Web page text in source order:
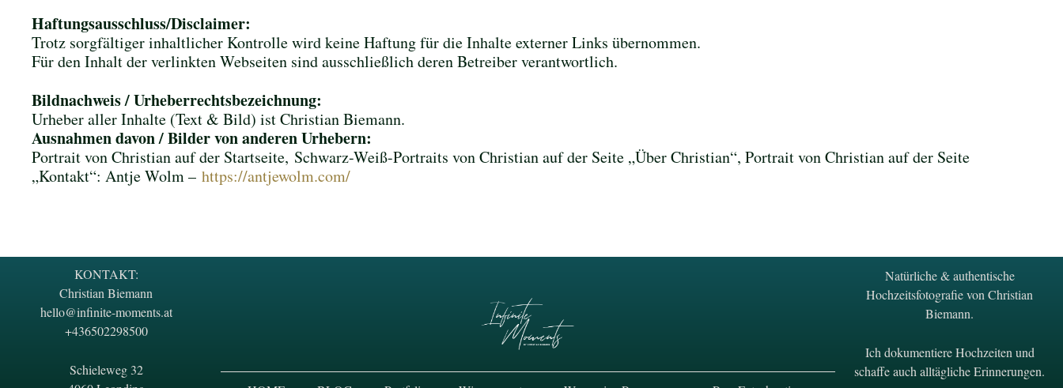
Haftungsausschluss/Disclaimer:
Trotz sorgfältiger inhaltlicher Kontrolle wird keine Haftung für die Inhalte externer Links übernommen.
Für den Inhalt der verlinkten Webseiten sind ausschließlich deren Betreiber verantwortlich.
Bildnachweis / Urheberrechtsbezeichnung:
Urheber aller Inhalte (Text & Bild) ist Christian Biemann.
Ausnahmen davon / Bilder von anderen Urhebern:
Portrait von Christian auf der Startseite, Schwarz-Weiß-Portraits von Christian auf der Seite „Über Christian“, Portrait von Christian auf der Seite
„Kontakt“: Antje Wolm – https://antjewolm.com/
KONTAKT:
Christian Biemann
hello@infinite-moments.at
+436502298500
Schieleweg 32
Natürliche & authentische
Hochzeitsfotografie von Christian
Biemann.
Ich dokumentiere Hochzeiten und
schaffe auch alltägliche Erinnerungen.